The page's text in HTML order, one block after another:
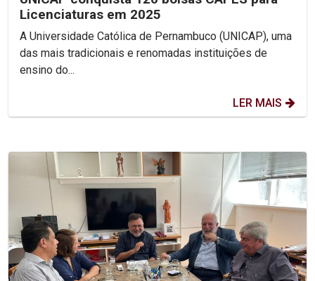
Licenciaturas em 2025
A Universidade Católica de Pernambuco (UNICAP), uma
das mais tradicionais e renomadas instituições de
ensino do...
LER MAIS